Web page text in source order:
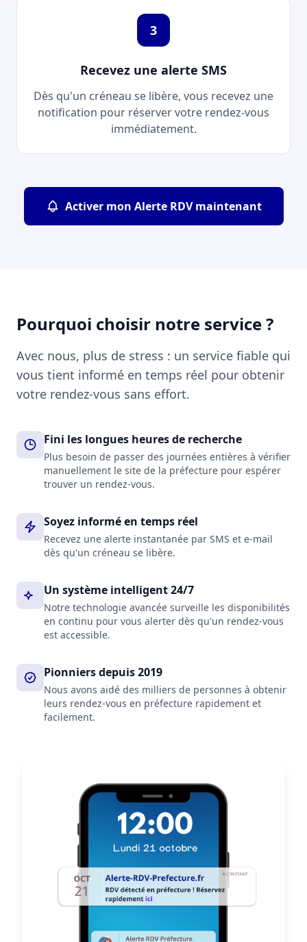
3
Recevez une alerte SMS
Dès qu'un créneau se libère, vous recevez une
notification pour réserver votre rendez-vous
immédiatement.
Activer mon Alerte RDV maintenant
Pourquoi choisir notre service ?
Avec nous, plus de stress : un service fiable qui
vous tient informé en temps réel pour obtenir
votre rendez-vous sans effort.
Fini les longues heures de recherche
Plus besoin de passer des journées entières à vérifier
manuellement le site de la préfecture pour espérer
trouver un rendez-vous.
Soyez informé en temps réel
Recevez une alerte instantanée par SMS et e-mail
dès qu'un créneau se libère.
Un système intelligent 24/7
Notre technologie avancée surveille les disponibilités
en continu pour vous alerter dès qu'un rendez-vous
est accessible.
Pionniers depuis 2019
Nous avons aidé des milliers de personnes à obtenir
leurs rendez-vous en préfecture rapidement et
facilement.